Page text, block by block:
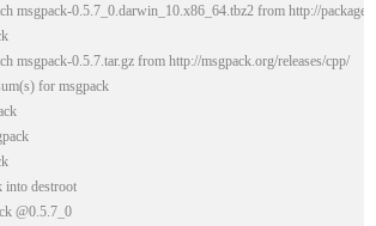
msgpack-0.5.7_0.darwin_10.x86_64.tbz2 from http://
msgpack-0.5.7.tar.gz from http://msgpack.org/releases/cpp/
for msgpack
into destroot
@0.5.7_0